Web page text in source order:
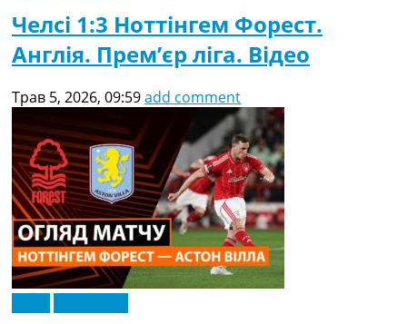
Челсі 1:3 Ноттінгем Форест.
Англія. Прем’єр ліга. Відео
Трав 5, 2026, 09:59add comment